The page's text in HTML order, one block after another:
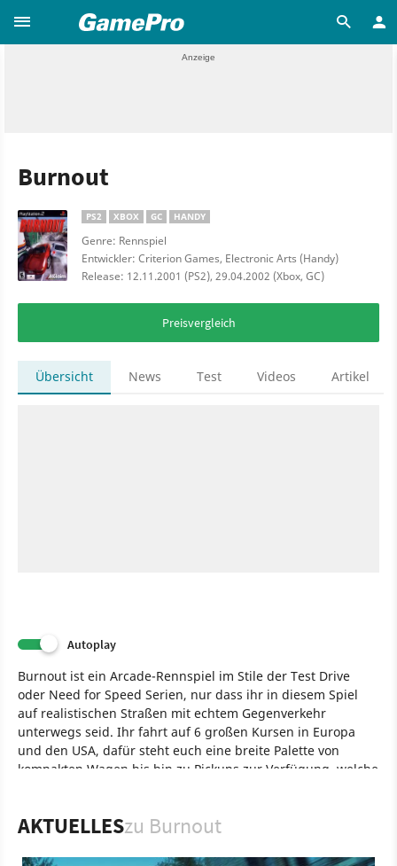
Burnout
PS2 XBOX GC HANDY
Genre: Rennspiel
Entwickler: Criterion Games, Electronic Arts (Handy)
Release: 12.11.2001 (PS2), 29.04.2002 (Xbox, GC)
Preisvergleich
Übersicht News Test Videos Artikel
Autoplay
Burnout ist ein Arcade-Rennspiel im Stile der Test Drive
oder Need for Speed Serien, nur dass ihr in diesem Spiel
auf realistischen Straßen mit echtem Gegenverkehr
unterwegs seid. Ihr fahrt auf 6 großen Kursen in Europa
und den USA, dafür steht euch eine breite Palette von
kompakten Wagen bis hin zu Pickups zur Verfügung, welche
der "Burn Meter" - eine Anzeige, die ihr mit gewagten
driften, füllen könnt. Ist der Burn Meter aufgeladen,
AKTUELLESzu Burnout